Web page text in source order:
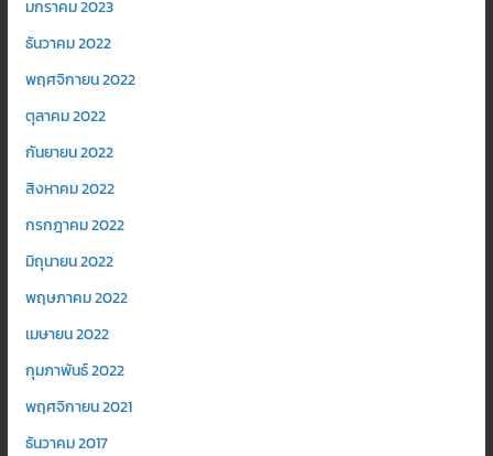
มกราคม 2023
ธันวาคม 2022
พฤศจิกายน 2022
ตุลาคม 2022
กันยายน 2022
สิงหาคม 2022
กรกฎาคม 2022
มิถุนายน 2022
พฤษภาคม 2022
เมษายน 2022
กุมภาพันธ์ 2022
พฤศจิกายน 2021
ธันวาคม 2017